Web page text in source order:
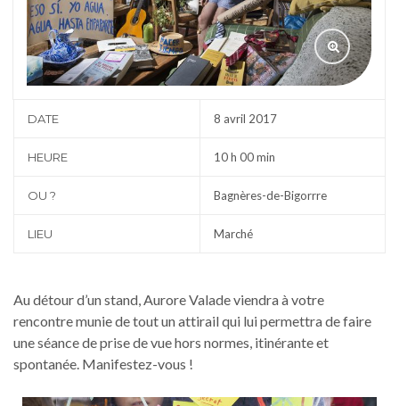
DATE 8 avril 2017
HEURE 10 h 00 min
OU ? Bagnères-de-Bigorrre
LIEU Marché
Au détour d’un stand, Aurore Valade viendra à votre
rencontre munie de tout un attirail qui lui permettra de faire
une séance de prise de vue hors normes, itinérante et
spontanée. Manifestez-vous !